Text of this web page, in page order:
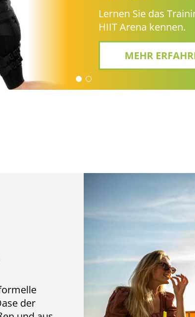
Entdecken Sie die
für alle!
MEHR
der